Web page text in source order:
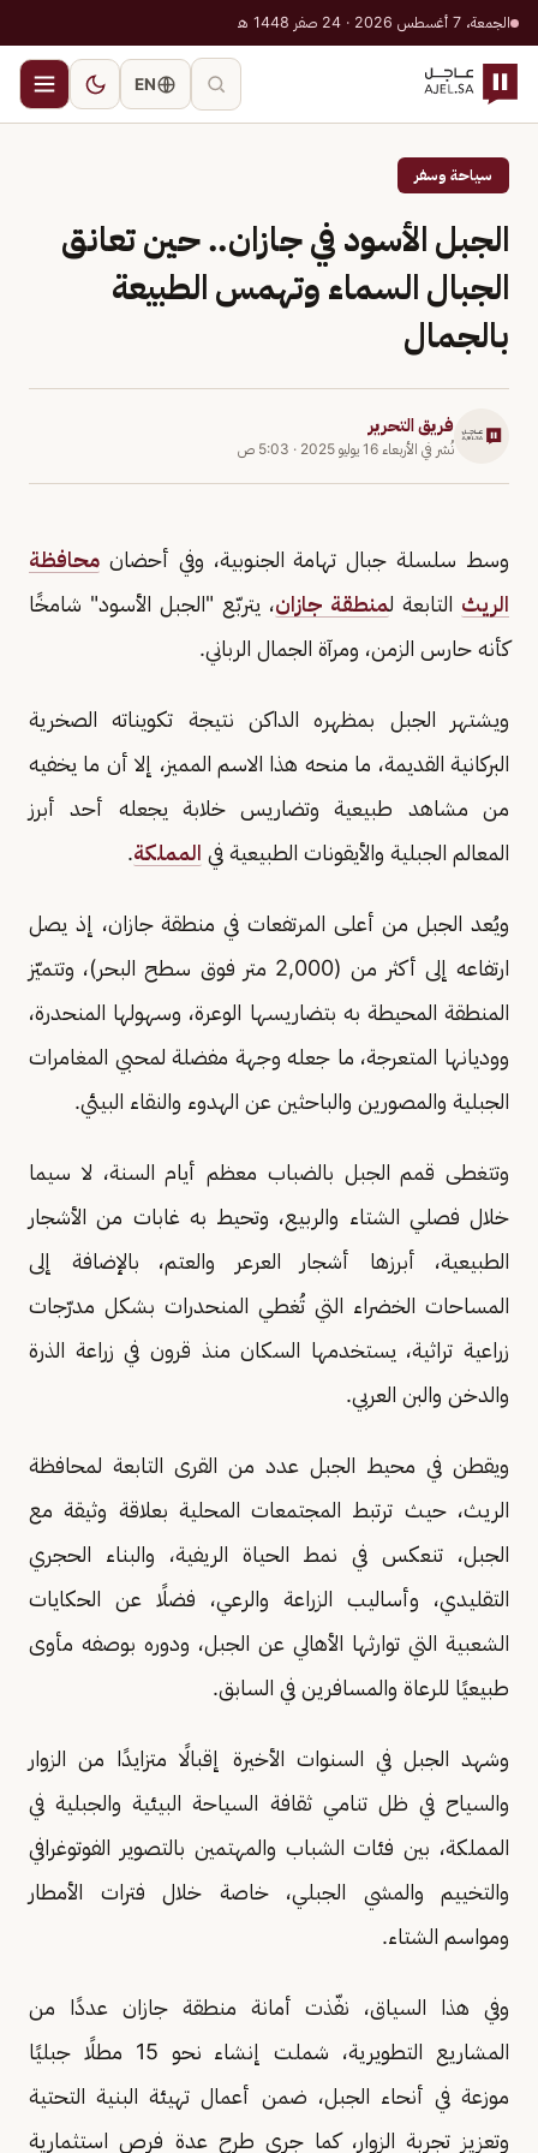
الجمعة، 7 أغسطس 2026 · 24 صفر 1448 هـ
EN
سياحة وسفر
الجبل الأسود في جازان.. حين تعانق
الجبال السماء وتهمس الطبيعة
بالجمال
فريق التحرير
نُشر في الأربعاء 16 يوليو 2025 · 5:03 ص
وسط سلسلة جبال تهامة الجنوبية، وفي أحضان محافظة
الريث التابعة لمنطقة جازان، يتربّع "الجبل الأسود" شامخًا
كأنه حارس الزمن، ومرآة الجمال الرباني.
ويشتهر الجبل بمظهره الداكن نتيجة تكويناته الصخرية
البركانية القديمة، ما منحه هذا الاسم المميز، إلا أن ما يخفيه
من مشاهد طبيعية وتضاريس خلابة يجعله أحد أبرز
المعالم الجبلية والأيقونات الطبيعية في المملكة.
ويُعد الجبل من أعلى المرتفعات في منطقة جازان، إذ يصل
ارتفاعه إلى أكثر من (2,000 متر فوق سطح البحر)، وتتميّز
المنطقة المحيطة به بتضاريسها الوعرة، وسهولها المنحدرة،
ووديانها المتعرجة، ما جعله وجهة مفضلة لمحبي المغامرات
الجبلية والمصورين والباحثين عن الهدوء والنقاء البيئي.
وتتغطى قمم الجبل بالضباب معظم أيام السنة، لا سيما
خلال فصلي الشتاء والربيع، وتحيط به غابات من الأشجار
الطبيعية، أبرزها أشجار العرعر والعتم، بالإضافة إلى
المساحات الخضراء التي تُغطي المنحدرات بشكل مدرّجات
زراعية تراثية، يستخدمها السكان منذ قرون في زراعة الذرة
والدخن والبن العربي.
ويقطن في محيط الجبل عدد من القرى التابعة لمحافظة
الريث، حيث ترتبط المجتمعات المحلية بعلاقة وثيقة مع
الجبل، تنعكس في نمط الحياة الريفية، والبناء الحجري
التقليدي، وأساليب الزراعة والرعي، فضلًا عن الحكايات
الشعبية التي توارثها الأهالي عن الجبل، ودوره بوصفه مأوى
طبيعيًا للرعاة والمسافرين في السابق.
وشهد الجبل في السنوات الأخيرة إقبالًا متزايدًا من الزوار
والسياح في ظل تنامي ثقافة السياحة البيئية والجبلية في
المملكة، بين فئات الشباب والمهتمين بالتصوير الفوتوغرافي
والتخييم والمشي الجبلي، خاصة خلال فترات الأمطار
ومواسم الشتاء.
وفي هذا السياق، نفّذت أمانة منطقة جازان عددًا من
المشاريع التطويرية، شملت إنشاء نحو 15 مطلًا جبليًا
موزعة في أنحاء الجبل، ضمن أعمال تهيئة البنية التحتية
وتعزيز تجربة الزوار، كما جرى طرح عدة فرص استثمارية